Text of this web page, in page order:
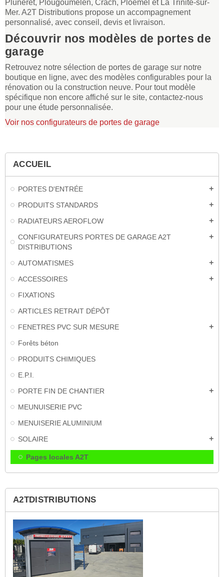
ACCUEIL
PORTES D'ENTRÉE add
PRODUITS STANDARDS add
RADIATEURS AEROFLOW add
CONFIGURATEURS PORTES DE GARAGE A2T
DISTRIBUTIONS
add
AUTOMATISMES add
ACCESSOIRES add
FIXATIONS
ARTICLES RETRAIT DÉPÔT
FENETRES PVC SUR MESURE
add
Forêts béton
PRODUITS CHIMIQUES
E.P.I.
PORTE FIN DE CHANTIER
add
MEUNUISERIE PVC
MENUISERIE ALUMINIUM
SOLAIRE
add
Pages locales A2T
A2TDISTRIBUTIONS
Pluneret, Plougoumelen, Crach, Ploemel et La Trinité-sur-
Mer. A2T Distributions propose un accompagnement
personnalisé, avec conseil, devis et livraison.
Découvrir nos modèles de portes de
garage
Retrouvez notre sélection de portes de garage sur notre
boutique en ligne, avec des modèles configurables pour la
rénovation ou la construction neuve. Pour tout modèle
spécifique non encore affiché sur le site, contactez-nous
pour une étude personnalisée.
Voir nos configurateurs de portes de garage